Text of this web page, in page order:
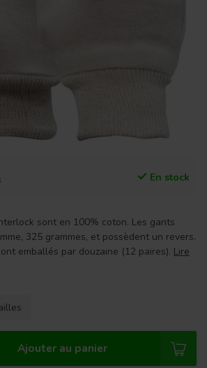
En stock
sont en 100% coton. Les gants
325 grammes, et possèdent un revers.
emballés par douzaine (12 paires). Lire
Ajouter au panier